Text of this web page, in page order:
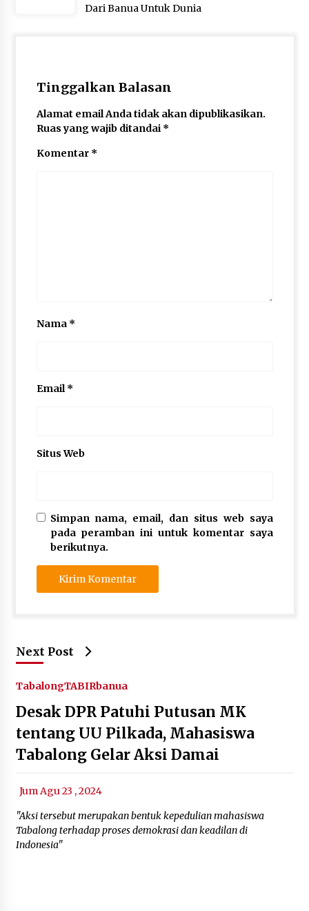
Dari Banua Untuk Dunia
Tinggalkan Balasan
Alamat email Anda tidak akan dipublikasikan.
Ruas yang wajib ditandai *
Komentar *
Nama *
Email *
Situs Web
Simpan nama, email, dan situs web saya
pada peramban ini untuk komentar saya
berikutnya.
Next Post
TabalongTABIRbanua
Desak DPR Patuhi Putusan MK
tentang UU Pilkada, Mahasiswa
Tabalong Gelar Aksi Damai
Jum Agu 23 , 2024
"Aksi tersebut merupakan bentuk kepedulian mahasiswa
Tabalong terhadap proses demokrasi dan keadilan di
Indonesia"